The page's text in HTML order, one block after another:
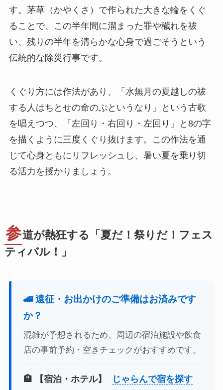
す。茅草（かやくさ）で作られた大きな輪をくぐ
ることで、この半年間に溜まった罪や穢れを祓
い、残りの半年を清らかな心身で過ごそうという
伝統的な除災行事です。
くぐり方には作法があり、「水無月の夏越しの祓
する人はちとせの命のぶというなり」という古歌
を唱えつつ、「左回り・右回り・左回り」と8の字
を描くように三度くぐり抜けます。この作法を通
じて心身ともにリフレッシュし、暑い夏を乗り切
る活力を授かりましょう。
参道が熱狂する「夏だ！祭りだ！フェス
ティバル！」
🚄 遠征・お出かけのご準備はお済みです
か？
混雑が予想されるため、周辺の宿泊施設や飲食
店の事前予約・空きチェックがおすすめです。
🏨 【宿泊・ホテル】
じゃらんで宿を探す